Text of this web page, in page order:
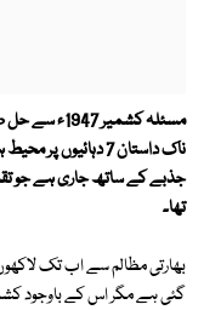
مسئلہ
ناک داستان 7
جذبے کے ساتھ جاری ہے جو
تھا۔
بھارتی مظالم سے اب تک
گئی ہے مگر اس کے باوجود